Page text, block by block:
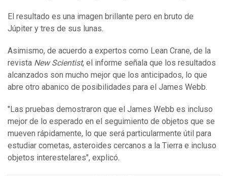
El resultado es una imagen brillante pero en bruto de
Júpiter y tres de sus lunas.
Asimismo, de acuerdo a expertos como Lean Crane, de la
revista New Scientist, el informe señala que los resultados
alcanzados son mucho mejor que los anticipados, lo que
abre otro abanico de posibilidades para el James Webb.
"Las pruebas demostraron que el James Webb es incluso
mejor de lo esperado en el seguimiento de objetos que se
mueven rápidamente, lo que será particularmente útil para
estudiar cometas, asteroides cercanos a la Tierra e incluso
objetos interestelares", explicó.